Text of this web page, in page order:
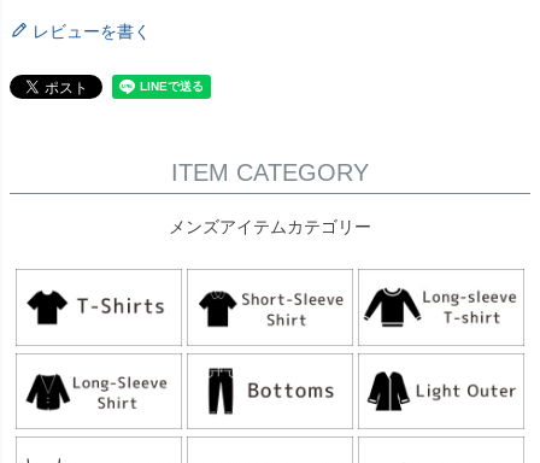
レビューを書く
ITEM CATEGORY
メンズアイテムカテゴリー